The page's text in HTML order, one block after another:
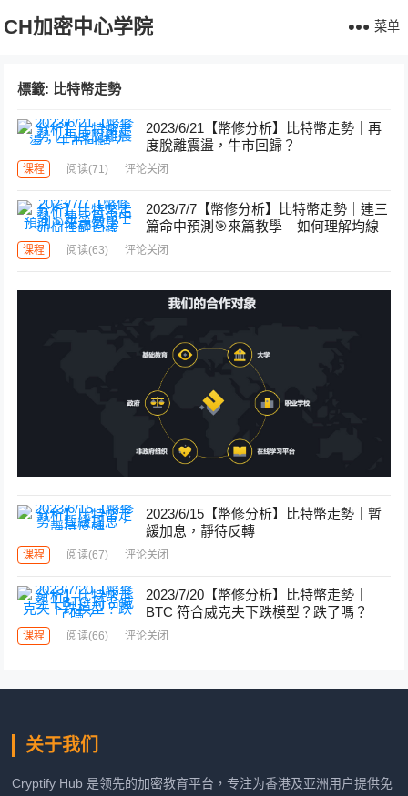
CH加密中心学院 菜单
標籤: 比特幣走勢
2023/6/21【幣修分析】比特幣走勢｜再
度脫離震盪，牛市回歸？
课程 阅读(71) 评论关闭
2023/7/7【幣修分析】比特幣走勢｜連三
篇命中預測🎯來篇教學 – 如何理解均線
课程 阅读(63) 评论关闭
2023/6/15【幣修分析】比特幣走勢｜暫
緩加息，靜待反轉
课程 阅读(67) 评论关闭
2023/7/20【幣修分析】比特幣走勢｜
BTC 符合威克夫下跌模型？跌了嗎？
课程 阅读(66) 评论关闭
关于我们
Cryptify Hub 是领先的加密教育平台，专注为香港及亚洲用户提供免